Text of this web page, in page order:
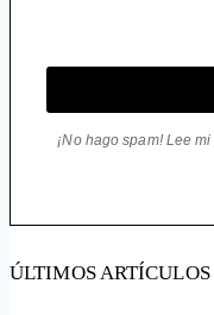
¡No hago spam! Lee mi
ÚLTIMOS ARTÍCULOS